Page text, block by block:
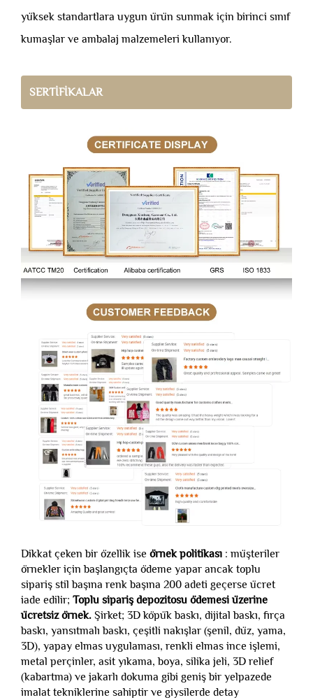
yüksek standartlara uygun ürün sunmak için birinci sınıf
kumaşlar ve ambalaj malzemeleri kullanıyor.
SERTİFİKALAR
Dikkat çeken bir özellik ise örnek politikası : müşteriler
örnekler için başlangıçta ödeme yapar ancak toplu
sipariş stil başına renk başına 200 adeti geçerse ücret
iade edilir; Toplu sipariş depozitosu ödemesi üzerine
ücretsiz örnek. Şirket; 3D köpük baskı, dijital baskı, fırça
baskı, yansıtmalı baskı, çeşitli nakışlar (şenil, düz, yama,
3D), yapay elmas uygulaması, renkli elmas ince işlemi,
metal perçinler, asit yıkama, boya, silika jeli, 3D relief
(kabartma) ve jakarlı dokuma gibi geniş bir yelpazede
imalat tekniklerine sahiptir ve giysilerde detay